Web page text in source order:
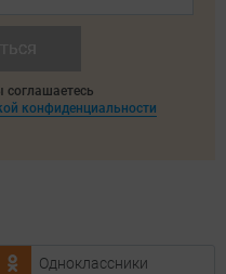
конфиденциальности
Одноклассники